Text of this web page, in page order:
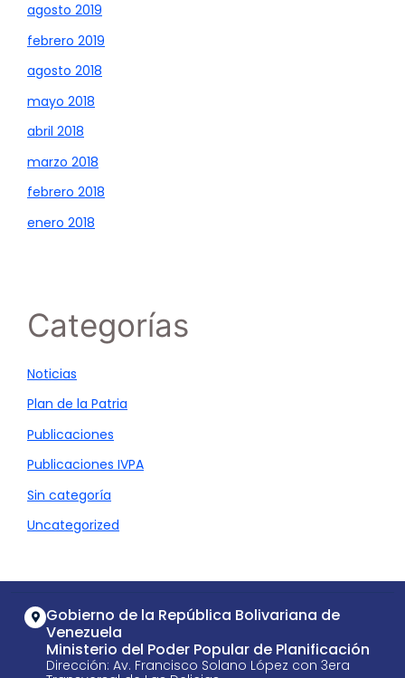
agosto 2019
febrero 2019
agosto 2018
mayo 2018
abril 2018
marzo 2018
febrero 2018
enero 2018
Categorías
Noticias
Plan de la Patria
Publicaciones
Publicaciones IVPA
Sin categoría
Uncategorized
Gobierno de la República Bolivariana de
Venezuela
Ministerio del Poder Popular de Planificación
Dirección: Av. Francisco Solano López con 3era